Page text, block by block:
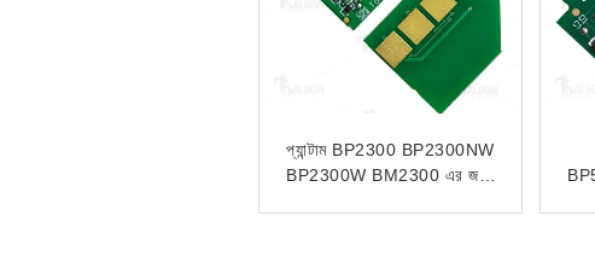
সামঞ্জস্যপূর্ণ TL C2310H টোনার
চিপ ফর প্যান্টাম BM2300